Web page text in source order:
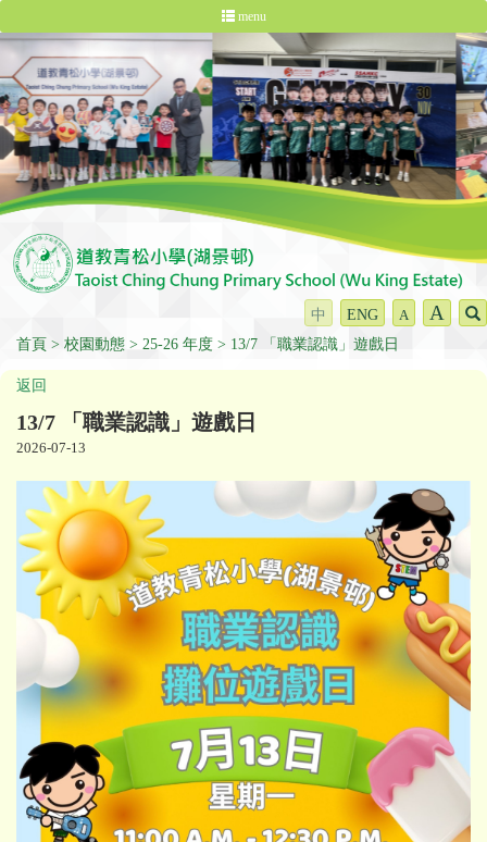
menu
中 ENG A A
首頁 校園動態 25-26 年度 13/7 「職業認識」遊戲日
返回
13/7 「職業認識」遊戲日
2026-07-13